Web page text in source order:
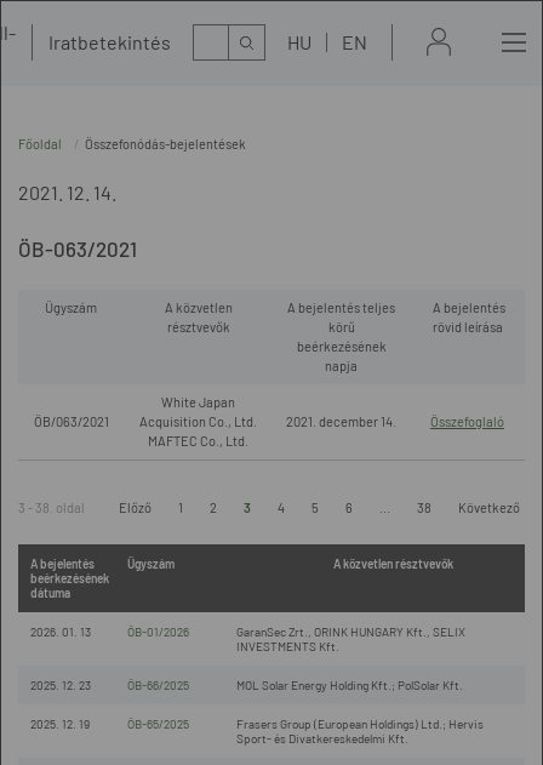
Iratbetekintés Kereső HU EN
Főoldal Összefonódás-bejelentések
2021. 12. 14.
ÖB-063/2021
Ügyszám
A közvetlen
résztvevők
A bejelentés teljes
körű
beérkezésének
napja
A bejelentés
rövid leírása
ÖB/063/2021
White Japan
Acquisition Co., Ltd.
MAFTEC Co., Ltd.
2021. december 14. Összefoglaló
3 - 38. oldal Előző 1 2 3 4 5 6 38 Következő
A bejelentés
beérkezésének
dátuma
Ügyszám A közvetlen résztvevők
2026. 01. 13 ÖB-01/2026
GaranSec Zrt., ORINK HUNGARY Kft., SELIX
INVESTMENTS Kft.
2025. 12. 23 ÖB-66/2025 MOL Solar Energy Holding Kft.; PolSolar Kft.
2025. 12. 19 ÖB-65/2025
Frasers Group (European Holdings) Ltd.; Hervis
Sport- és Divatkereskedelmi Kft.